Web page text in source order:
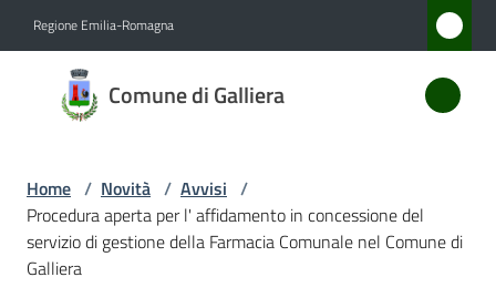
Regione Emilia-Romagna
Comune di Galliera
Comune
di
Amministrazione
Home / Novità / Avvisi /
Procedura aperta per l' affidamento in concessione del
servizio di gestione della Farmacia Comunale nel Comune di
Galliera